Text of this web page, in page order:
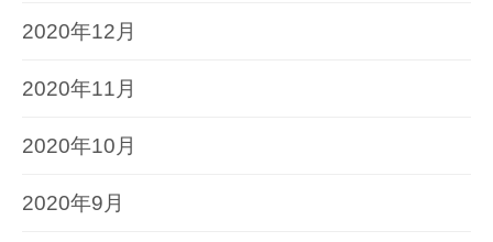
2020年12月
2020年11月
2020年10月
2020年9月